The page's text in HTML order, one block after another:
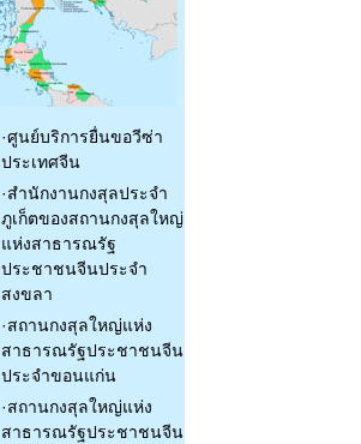
·ศูนย์บริการยื่นขอวีซ่า
ประเทศจีน
·สำนักงานกงสุลประจำ
ภูเก็ตของสถานกงสุลใหญ่
แห่งสาธารณรัฐ
ประชาชนจีนประจำ
สงขลา
·สถานกงสุลใหญ่แห่ง
สาธารณรัฐประชาชนจีน
ประจำขอนแก่น
·สถานกงสุลใหญ่แห่ง
สาธารณรัฐประชาชนจีน